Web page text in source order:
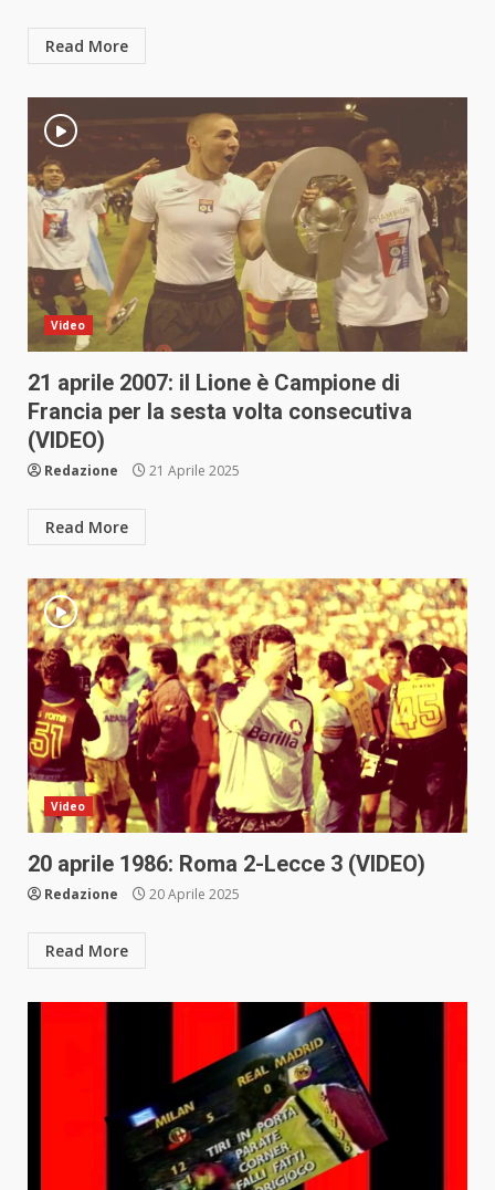
Read More
Video
21 aprile 2007: il Lione è Campione di
Francia per la sesta volta consecutiva
(VIDEO)
Redazione 21 Aprile 2025
Read More
Video
20 aprile 1986: Roma 2-Lecce 3 (VIDEO)
Redazione 20 Aprile 2025
Read More